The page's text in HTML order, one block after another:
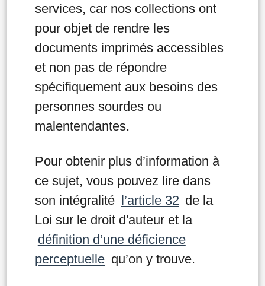
services, car nos collections ont
pour objet de rendre les
documents imprimés accessibles
et non pas de répondre
spécifiquement aux besoins des
personnes sourdes ou
malentendantes.
Pour obtenir plus d’information à
ce sujet, vous pouvez lire dans
son intégralité
l’article 32 de la
Loi sur le droit d'auteur et la
définition d’une déficience
perceptuelle qu’on y trouve.